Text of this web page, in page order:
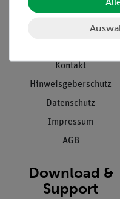
Projekte und Lösungen
Kontakt
Hinweisgeberschutz
Datenschutz
Impressum
AGB
Download &
Support